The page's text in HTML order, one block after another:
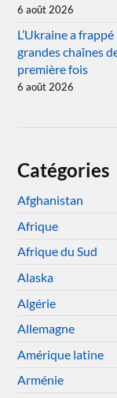
6 août 2026
L’Ukraine a
grandes chaînes
première fois
6 août 2026
Catégories
Afghanistan
Afrique
Afrique du Sud
Alaska
Algérie
Allemagne
Amérique latine
Arménie